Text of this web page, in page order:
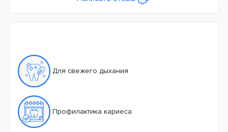
Для свежего дыхания
Профилактика кариеса